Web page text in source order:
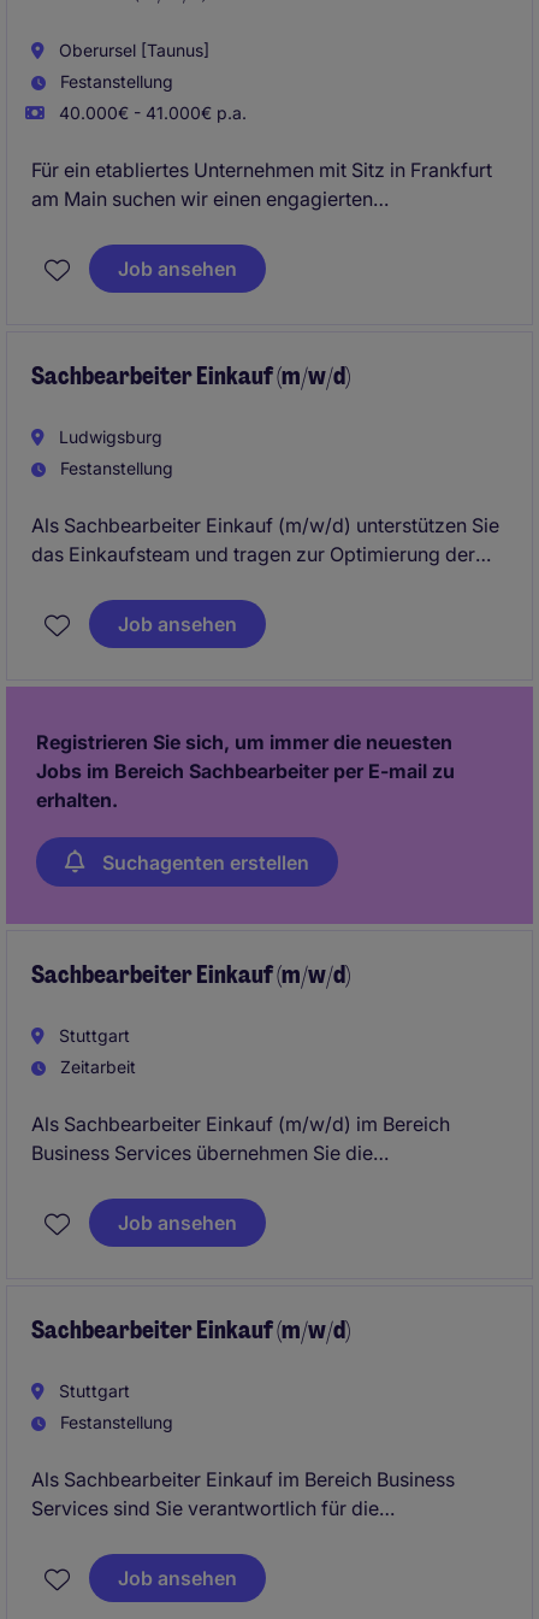
außenwirtschaftsrechtlichen Vorgaben.
Oberursel [Taunus]
Festanstellung
40.000€ - 41.000€ p.a.
Für ein etabliertes Unternehmen mit Sitz in Frankfurt
am Main suchen wir einen engagierten
Beschaffungsprozesse operativ unterstützt und für
eine reibungslose Material- und Warenversorgung
externen Lieferanten zusammen und tragen aktiv zur
Job ansehen
Sachbearbeiter Einkauf (m/w/d)
Ludwigsburg
Festanstellung
Als Sachbearbeiter Einkauf (m/w/d) unterstützen Sie
das Einkaufsteam und tragen zur Optimierung der
Branche Business Services bietet Ihnen die
Möglichkeit, Ihre Fähigkeiten im Bereich Procurement
Job ansehen
Registrieren Sie sich, um immer die neuesten
Jobs im Bereich Sachbearbeiter per E-mail zu
erhalten.
Suchagenten erstellen
Sachbearbeiter Einkauf (m/w/d)
Stuttgart
Zeitarbeit
Als Sachbearbeiter Einkauf (m/w/d) im Bereich
Business Services übernehmen Sie die
unterstützen bei der Optimierung von
Einkaufsprozessen. Diese Position in Stuttgart bietet
einzusetzen.
Job ansehen
Sachbearbeiter Einkauf (m/w/d)
Stuttgart
Festanstellung
Als Sachbearbeiter Einkauf im Bereich Business
Services sind Sie verantwortlich für die
Sicherstellung einer reibungslosen Abwicklung. In
Stuttgart erwartet Sie eine abwechslungsreiche
Job ansehen